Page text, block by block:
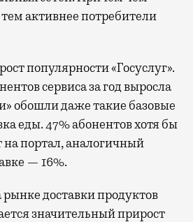
активнее потребители
популярности «Госуслуг».
сервиса за год выросла
обошли даже такие базовые
еды. 47% абонентов хотя бы
на портал, аналогичный
— 16%.
рынке доставки продуктов
значительный прирост